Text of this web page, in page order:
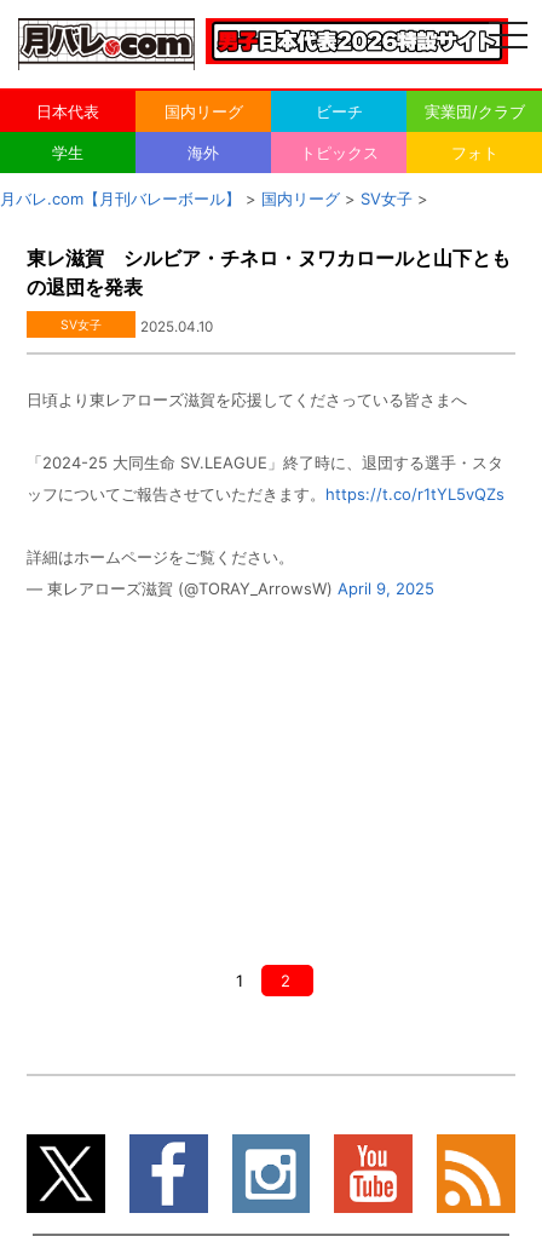
日本代表 国内リーグ ビーチ 実業団/クラブ
学生 海外 トピックス フォト
月バレ.com【月刊バレーボール】 > 国内リーグ > SV女子 >
東レ滋賀 シルビア・チネロ・ヌワカロールと山下とも
の退団を発表
SV女子 2025.04.10
日頃より東レアローズ滋賀を応援してくださっている皆さまへ
「2024-25 大同生命 SV.LEAGUE」終了時に、退団する選手・スタ
ッフについてご報告させていただきます。 https://t.co/r1tYL5vQZs
詳細はホームページをご覧ください。
— 東レアローズ滋賀 (@TORAY_ArrowsW)April 9, 2025
1 2